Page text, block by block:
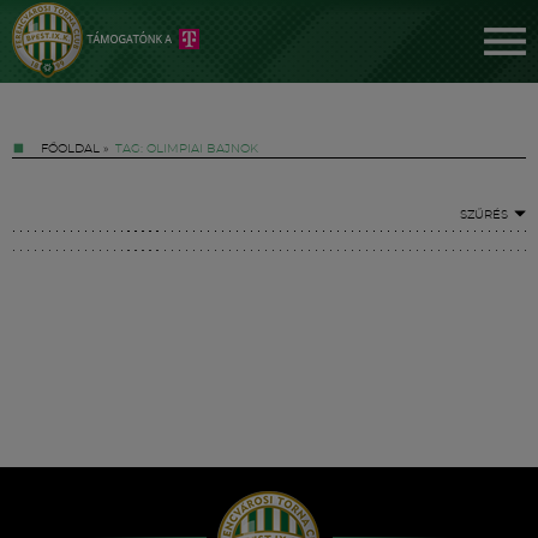
FŐOLDAL » TAG: OLIMPIAI BAJNOK
SZŰRÉS
Hírek